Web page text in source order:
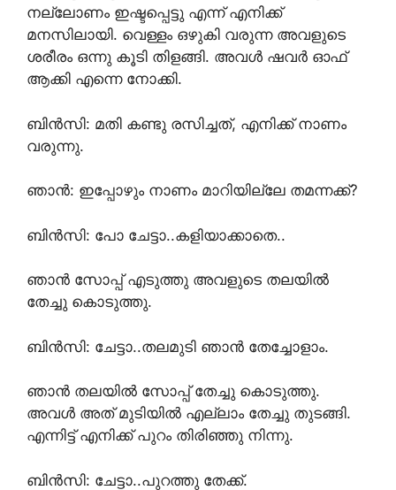
നല്ലോണം ഇഷ്ടപ്പെട്ടു എന്ന് എനിക്ക്
മനസിലായി. വെള്ളം ഒഴുകി വരുന്ന അവളുടെ
ശരീരം ഒന്നു കൂടി തിളങ്ങി. അവൾ ഷവർ ഓഫ്‌
ആക്കി എന്നെ നോക്കി.
ബിൻസി: മതി കണ്ടു രസിച്ചത്, എനിക്ക് നാണം
വരുന്നു.
ഞാൻ: ഇപ്പോഴും നാണം മാറിയില്ലേ തമന്നക്ക്?
ബിൻസി: പോ ചേട്ടാ..കളിയാക്കാതെ..
ഞാൻ സോപ്പ് എടുത്തു അവളുടെ തലയിൽ
തേച്ചു കൊടുത്തു.
ബിൻസി: ചേട്ടാ..തലമുടി ഞാൻ തേച്ചോളാം.
ഞാൻ തലയിൽ സോപ്പ് തേച്ചു കൊടുത്തു.
അവൾ അത് മുടിയിൽ എല്ലാം തേച്ചു തുടങ്ങി.
എന്നിട്ട് എനിക്ക് പുറം തിരിഞ്ഞു നിന്നു.
ബിൻസി: ചേട്ടാ..പുറത്തു തേക്ക്.